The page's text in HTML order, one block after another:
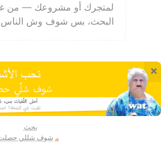
لمتجرك أو مشروعك — من
البحث، بس شوف وش الناس
×
بحث
شوف شللي